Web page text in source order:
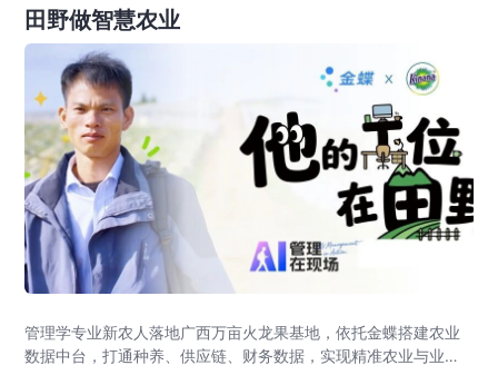
田野做智慧农业
管理学专业新农人落地广西万亩火龙果基地，依托金蝶搭建农业
数据中台，打通种养、供应链、财务数据，实现精准农业与业财